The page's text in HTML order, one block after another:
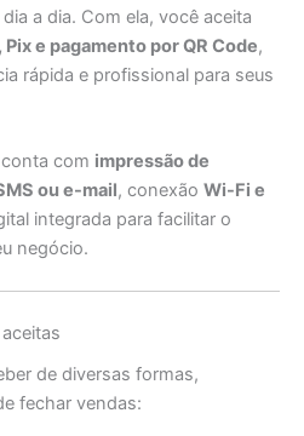
a dia. Com ela, você aceita
e pagamento por QR Code,
rápida e profissional para seus
com impressão de
ou e-mail, conexão Wi-Fi e
integrada para facilitar o
negócio.
de diversas formas,
fechar vendas: